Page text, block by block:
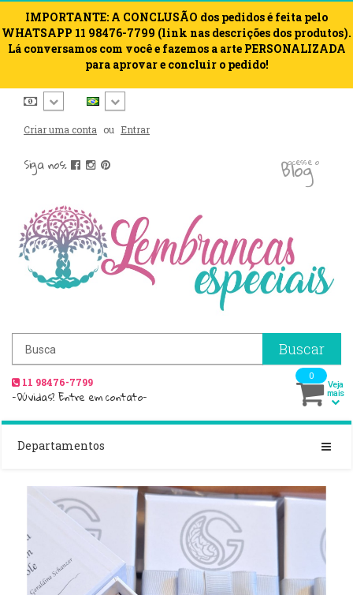
IMPORTANTE: A CONCLUSÃO dos pedidos é feita pelo
WHATSAPP 11 98476-7799 (link nas descrições dos produtos).
Lá conversamos com você e fazemos a arte PERSONALIZADA
para aprovar e concluir o pedido!
Criar uma conta ou Entrar
Siga nos: acesse o
blog
Buscar
11 98476-7799
-Dúvidas? Entre em contato-
0
Veja
mais
Departamentos